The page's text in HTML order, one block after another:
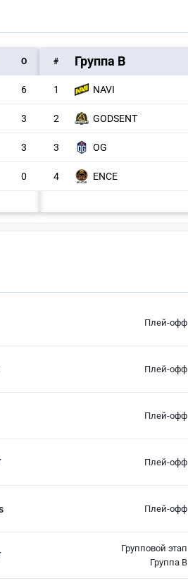
О
6
3
3
0
# Группа B
1 NAVI
2 GODSENT
3 OG
4 ENCE
Плей-офф
Плей-офф
Плей-офф
Плей-офф
Плей-офф
Групповой этап
Группа B